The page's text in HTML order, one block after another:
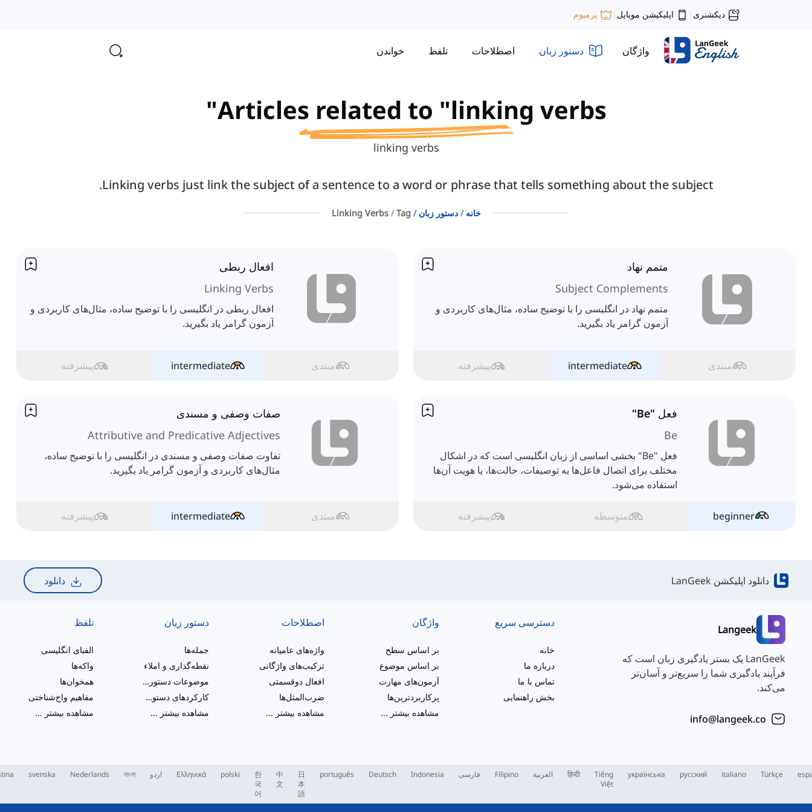
دیکشنری | اپلیکیشن موبایل | پرمیوم
واژگان دستور زبان اصطلاحات تلفظ خواندن
Articles related to "linking verbs"
linking verbs
Linking verbs just link the subject of a sentence to a word or phrase that tells something about the subject.
خانه دستور زبان Tag
Linking Verbs
متمم نهاد
Subject Complements
متمم نهاد در انگلیسی را با توضیح ساده، مثال‌های کاربردی و
آزمون گرامر یاد بگیرید.
مبتدی intermediate پیشرفته
افعال ربطی
Linking Verbs
افعال ربطی در انگلیسی را با توضیح ساده، مثال‌های کاربردی و
آزمون گرامر یاد بگیرید.
مبتدی intermediate پیشرفته
فعل "Be"
Be
فعل "Be" بخشی اساسی از زبان انگلیسی است که در اشکال
مختلف برای اتصال فاعل‌ها به توصیفات، حالت‌ها، یا هویت آن‌ها
استفاده می‌شود.
beginner متوسطه پیشرفته
صفات وصفی و مسندی
Attributive and Predicative Adjectives
تفاوت صفات وصفی و مسندی در انگلیسی را با توضیح ساده،
مثال‌های کاربردی و آزمون گرامر یاد بگیرید.
مبتدی intermediate پیشرفته
دانلود اپلیکشن LanGeek دانلود
Langeek
LanGeek یک بستر یادگیری زبان است که
فرآیند یادگیری شما را سریع‌تر و آسان‌تر
می‌کند.
info@langeek.co
دسترسی سریع
خانه
درباره ما
تماس با ما
بخش راهنمایی
واژگان
بر اساس سطح
بر اساس موضوع
آزمون‌های مهارت
پرکاربردترین‌ها
مشاهده بیشتر ...
اصطلاحات
واژه‌های عامیانه
ترکیب‌های واژگانی
افعال دوقسمتی
ضرب‌المثل‌ها
مشاهده بیشتر ...
دستور زبان
جمله‌ها
نقطه‌گذاری و املاء
موضوعات دستور زبان متنوع
کارکردهای دستوری
مشاهده بیشتر ...
تلفظ
الفبای انگلیسی
واکه‌ها
همخوان‌ها
مفاهیم واج‌شناختی
مشاهده بیشتر ...
Türkçe
italiano
русский
українська
Tiếng
Việt
हिन्दी العربية Filipino فارسی Indonesia
Deutsch
português
日
本
語
中
文
한
국
어
polski
Ελληνικά اردو বাংলা
Nederlands
svenska